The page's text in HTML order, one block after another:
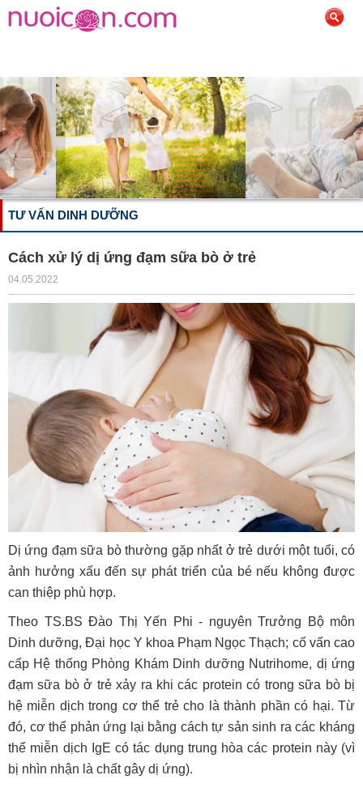
TƯ VẤN DINH DƯỠNG
Cách xử lý dị ứng đạm sữa bò ở trẻ
04.05.2022
Dị ứng đạm sữa bò thường gặp nhất ở trẻ dưới một tuổi, có
ảnh hưởng xấu đến sự phát triển của bé nếu không được
can thiệp phù hợp.
Theo TS.BS Đào Thị Yến Phi - nguyên Trưởng Bộ môn
Dinh dưỡng, Đại học Y khoa Phạm Ngọc Thạch; cố vấn cao
cấp Hệ thống Phòng Khám Dinh dưỡng Nutrihome, dị ứng
đạm sữa bò ở trẻ xảy ra khi các protein có trong sữa bò bị
hệ miễn dịch trong cơ thể trẻ cho là thành phần có hại. Từ
đó, cơ thể phản ứng lại bằng cách tự sản sinh ra các kháng
thể miễn dịch IgE có tác dụng trung hòa các protein này (vì
bị nhìn nhận là chất gây dị ứng).